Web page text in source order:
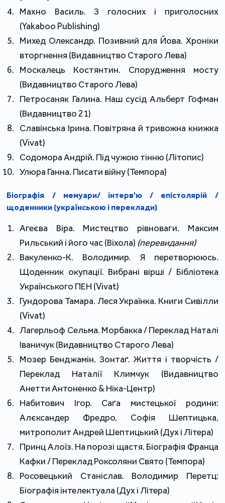
Махно Василь. З голосних і приголосних
(Yakaboo Publishing)
Михед Олександр. Позивний для Йова. Хроніки
вторгнення (Видавництво Старого Лева)
Москалець Костянтин. Спорудження мосту
(Видавництво Старого Лева)
Петросаняк Галина. Наш сусід Альберт Гофман
(Видавництво 21)
Славінська Ірина. Повітряна й тривожна книжка
(Vivat)
Содомора Андрій. Під чужою тінню (Літопис)
Улюра Ганна. Писати війну (Темпора)
Біографія / мемуари/ інтерв'ю / епістолярій /
щоденники (українською і переклади)
Агеєва Віра. Мистецтво рівноваги. Максим
Рильський і його час (Віхола) (перевидання)
Вакуленко-К. Володимир. Я перетворююсь.
Щоденник окупації. Вибрані вірші / Бібліотека
Українського ПЕН (Vivat)
Гундорова Тамара. Леся Українка. Книги Сивілли
(Vivat)
Лагерльоф Сельма. Морбакка / Переклад Наталі
Іваничук (Видавництво Старого Лева)
Мозер Бенджамін. Зонтаґ. Життя і творчість /
Переклад Наталії Климчук (Видавництво
Анетти Антоненко & Ніка-Центр)
Набитович Ігор. Саґа мистецької родини:
Алєксандер Фредро, Софія Шептицька,
митрополит Андрей Шептицький (Дух і Літера)
Принц Алоїз. На порозі щастя. Біографія Франца
Кафки / Переклад Роксоляни Свято (Темпора)
Росовецький Станіслав. Володимир Перетц:
Біографія інтелектуала (Дух і Літера)